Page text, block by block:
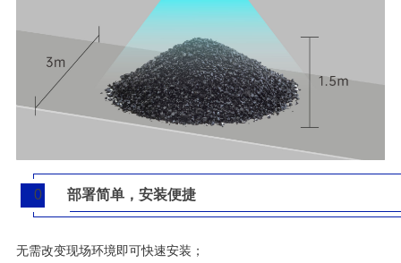
0
3
部署简单，安装便捷
无需改变现场环境即可快速安装；